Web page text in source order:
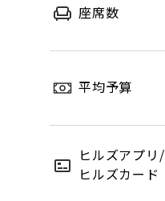
座席数
平均予算
ヒルズアプリ/
ヒルズカード